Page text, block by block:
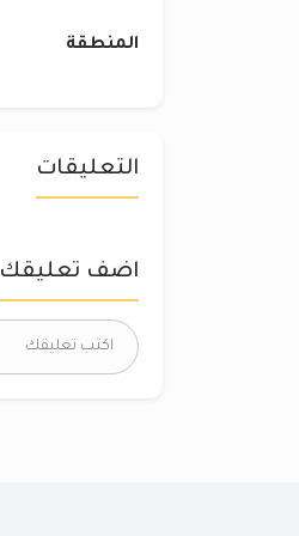
المنطقة
التعليقات
اضف تعليقك